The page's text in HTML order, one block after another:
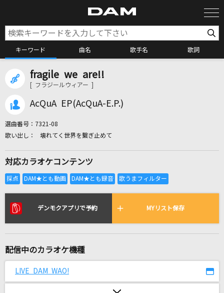
キーワード 曲名 歌手名 歌詞
カラオケ検索
カラオケ店舗検索
全国りれき
リアルタイムで歌われている曲の一覧
青のすみか
fragile we are!!
[ フラジールウィアー ]
AcQuA EP(AcQuA-E.P.)
選曲番号： 7321-08
壊れてく世界を繋ぎ止めて
対応カラオケコンテンツ
デンモクアプリで予約 MYリスト保存
配信中のカラオケ機種
LIVE DAM WAO!